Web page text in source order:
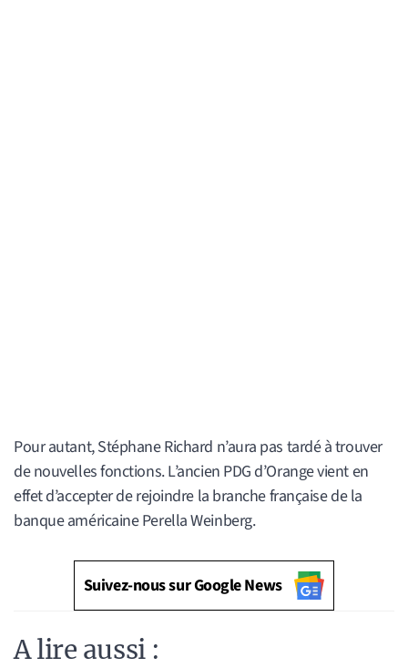
Pour autant, Stéphane Richard n’aura pas tardé à trouver
de nouvelles fonctions. L’ancien PDG d’Orange vient en
effet d’accepter de rejoindre la branche française de la
banque américaine Perella Weinberg.
Suivez-nous sur Google News
A lire aussi :